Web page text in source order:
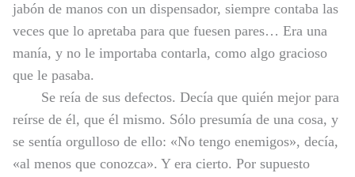
jabón de manos con un dispensador, siempre contaba las
veces que lo apretaba para que fuesen pares… Era una
manía, y no le importaba contarla, como algo gracioso
que le pasaba.
Se reía de sus defectos. Decía que quién mejor para
reírse de él, que él mismo. Sólo presumía de una cosa, y
se sentía orgulloso de ello: «No tengo enemigos», decía,
«al menos que conozca». Y era cierto. Por supuesto